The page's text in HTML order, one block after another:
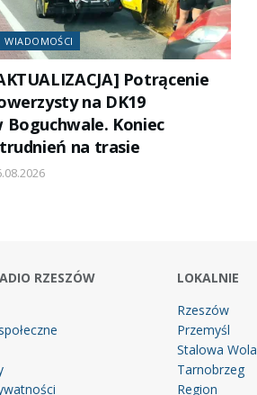
WIADOMOŚCI
Potrącenie
na DK19
Boguchwale. Koniec
na trasie
RZESZÓW
LOKALNIE
Rzeszów
Przemyśl
Stalowa Wola
Tarnobrzeg
Region